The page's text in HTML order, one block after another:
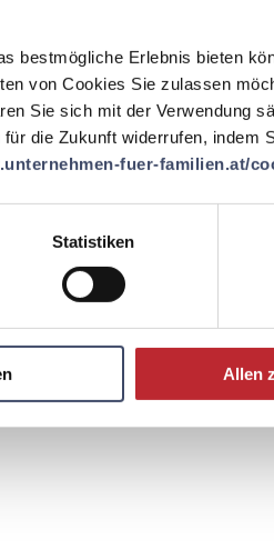
bestmögliche Erlebnis bieten
von Cookies Sie zulassen
Sie sich mit der Verwendung
die Zukunft widerrufen, indem
fuer-familien.at/
Statistiken
Allen